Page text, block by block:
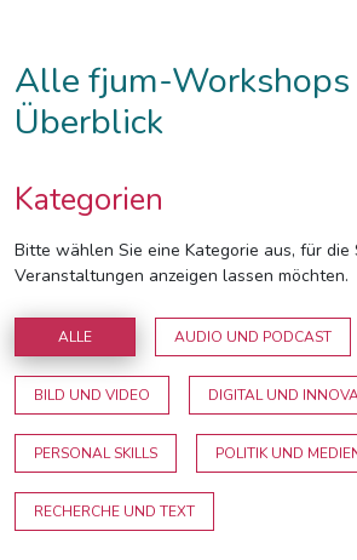
Alle fjum-Workshops
Überblick
Kategorien
Bitte wählen Sie eine Kategorie aus, für die
Veranstaltungen anzeigen lassen möchten.
ALLE AUDIO UND PODCAST
BILD UND VIDEO DIGITAL UND
PERSONAL SKILLS POLITIK UND
RECHERCHE UND TEXT